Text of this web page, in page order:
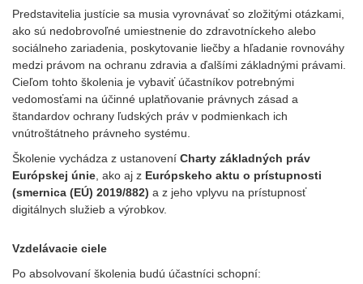
Predstavitelia justície sa musia vyrovnávať so zložitými otázkami,
ako sú nedobrovoľné umiestnenie do zdravotníckeho alebo
sociálneho zariadenia, poskytovanie liečby a hľadanie rovnováhy
medzi právom na ochranu zdravia a ďalšími základnými právami.
Cieľom tohto školenia je vybaviť účastníkov potrebnými
vedomosťami na účinné uplatňovanie právnych zásad a
štandardov ochrany ľudských práv v podmienkach ich
vnútroštátneho právneho systému.
Školenie vychádza z ustanovení Charty základných práv
Európskej únie , ako aj z Európskeho aktu o prístupnosti
(smernica (EÚ) 2019/882) a z jeho vplyvu na prístupnosť
digitálnych služieb a výrobkov.
Vzdelávacie ciele
Po absolvovaní školenia budú účastníci schopní: